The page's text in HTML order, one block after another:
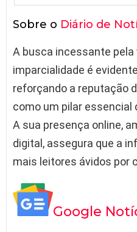
Sobre o Diário de
A busca incessante pela
imparcialidade é
reforçando a reputação
como um pilar essencial
A sua presença online,
digital, assegura que a
mais leitores ávidos por
Google